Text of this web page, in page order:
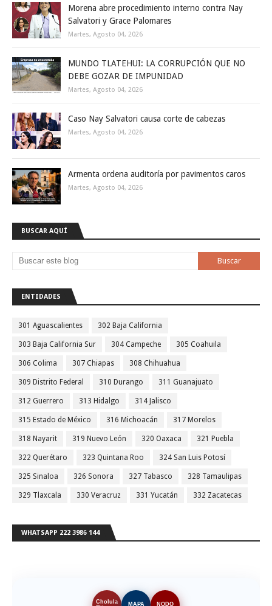
Morena abre procedimiento interno contra Nay
Salvatori y Grace Palomares
Martes, Agosto 04, 2026
MUNDO TLATEHUI: LA CORRUPCIÓN QUE NO
DEBE GOZAR DE IMPUNIDAD
Martes, Agosto 04, 2026
Caso Nay Salvatori causa corte de cabezas
Martes, Agosto 04, 2026
Armenta ordena auditoría por pavimentos caros
Martes, Agosto 04, 2026
BUSCAR AQUÍ
ENTIDADES
301 Aguascalientes 302 Baja California
303 Baja California Sur 304 Campeche 305 Coahuila
306 Colima 307 Chiapas 308 Chihuahua
309 Distrito Federal 310 Durango 311 Guanajuato
312 Guerrero 313 Hidalgo 314 Jalisco
315 Estado de México 316 Michoacán 317 Morelos
318 Nayarit 319 Nuevo León 320 Oaxaca 321 Puebla
322 Querétaro 323 Quintana Roo 324 San Luis Potosí
325 Sinaloa 326 Sonora 327 Tabasco 328 Tamaulipas
329 Tlaxcala 330 Veracruz 331 Yucatán 332 Zacatecas
WHATSAPP 222 3986 144
Cholula
MAPA NODO